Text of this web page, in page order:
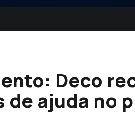
Deco
de ajuda no